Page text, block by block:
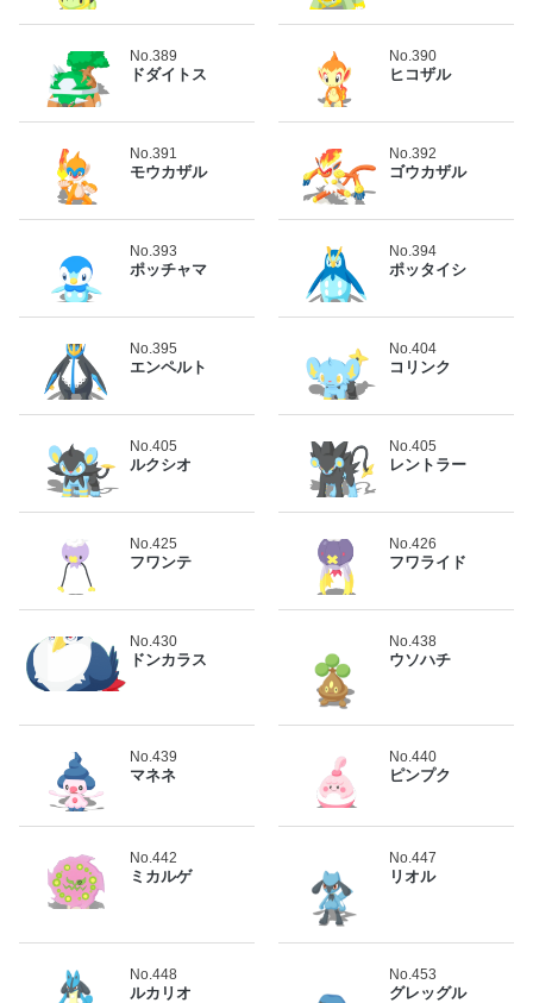
No.389
ドダイトス
No.390
ヒコザル
No.391
モウカザル
No.392
ゴウカザル
No.393
ポッチャマ
No.394
ポッタイシ
No.395
エンペルト
No.404
コリンク
No.405
ルクシオ
No.405
レントラー
No.425
フワンテ
No.426
フワライド
No.430
ドンカラス
No.438
ウソハチ
No.439
マネネ
No.440
ピンプク
No.442
ミカルゲ
No.447
リオル
No.448
ルカリオ
No.453
グレッグル